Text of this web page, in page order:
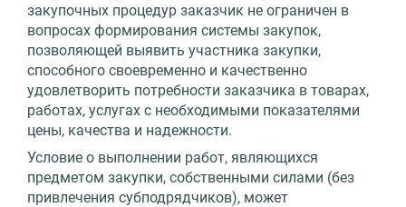
закупочных процедур заказчик не ограничен в
вопросах формирования системы закупок,
позволяющей выявить участника закупки,
способного своевременно и качественно
удовлетворить потребности заказчика в товарах,
работах, услугах с необходимыми показателями
цены, качества и надежности.
Условие о выполнении работ, являющихся
предметом закупки, собственными силами (без
привлечения субподрядчиков), может